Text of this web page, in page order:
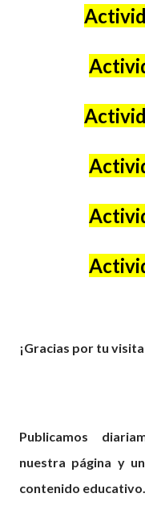
¡Gracias por tu
Publicamos
nuestra página y
contenido